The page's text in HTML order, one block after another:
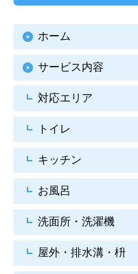
ホーム
サービス内容
対応エリア
トイレ
キッチン
お風呂
洗面所・洗濯機
屋外・排水溝・枡